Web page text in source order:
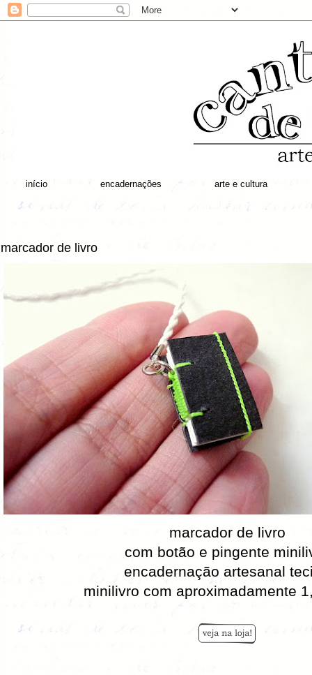
início encadernações arte e cultura
marcador de livro
marcador de livro
com botão e pingente
encadernação artesanal
minilivro com aproximadamente